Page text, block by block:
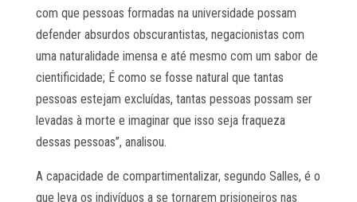
com que pessoas formadas na universidade possam
defender absurdos obscurantistas, negacionistas com
uma naturalidade imensa e até mesmo com um sabor de
cientificidade; É como se fosse natural que tantas
pessoas estejam excluídas, tantas pessoas possam ser
levadas à morte e imaginar que isso seja fraqueza
dessas pessoas”, analisou.
A capacidade de compartimentalizar, segundo Salles, é o
que leva os indivíduos a se tornarem prisioneiros nas